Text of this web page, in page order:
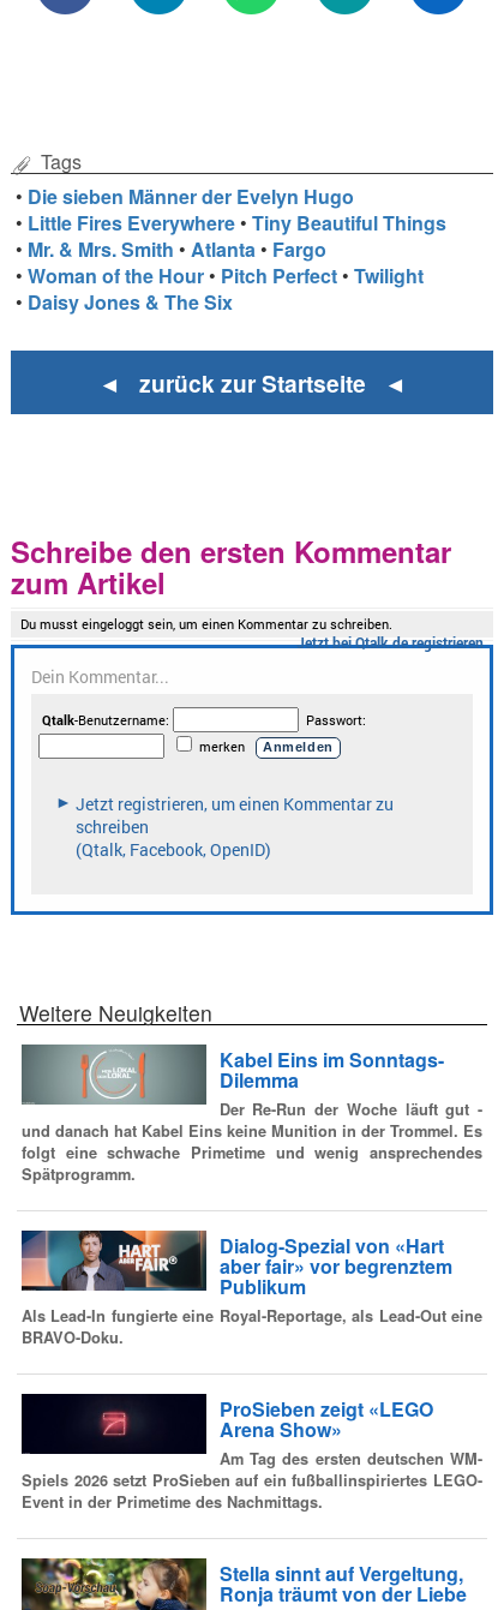
Tags
• Die sieben Männer der Evelyn Hugo
• Little Fires Everywhere •Tiny Beautiful Things
• Mr. & Mrs. Smith •Atlanta • Fargo
•Woman of the Hour • Pitch Perfect •Twilight
• Daisy Jones & The Six
◄ zurück zur Startseite ◄
Schreibe den ersten Kommentar
zum Artikel
Weitere Neuigkeiten
Kabel Eins im Sonntags-
Dilemma
Der Re-Run der Woche läuft gut -
und danach hat Kabel Eins keine Munition in der Trommel. Es
folgt eine schwache Primetime und wenig ansprechendes
Spätprogramm.
Dialog-Spezial von «Hart
aber fair» vor begrenztem
Publikum
Als Lead-In fungierte eine Royal-Reportage, als Lead-Out eine
BRAVO-Doku.
ProSieben zeigt «LEGO
Arena Show»
Am Tag des ersten deutschen WM-
Spiels 2026 setzt ProSieben auf ein fußballinspiriertes LEGO-
Event in der Primetime des Nachmittags.
Stella sinnt auf Vergeltung,
Ronja träumt von der Liebe